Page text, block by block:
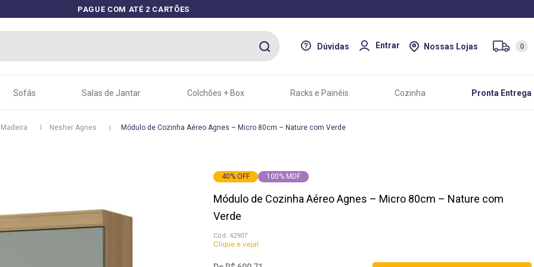
PAGUE COM ATÉ 2 CARTÕES
Dúvidas Entrar Nossas Lojas 0
Sofás Salas de Jantar Colchões + Box Racks e Painéis Cozinha Pronta Entrega
Nesher Agnes Módulo de Cozinha Aéreo Agnes – Micro 80cm – Nature com Verde
40%OFF 100% MDF
Módulo de Cozinha Aéreo Agnes – Micro 80cm – Nature com
Verde
: 42907
Clique e veja!